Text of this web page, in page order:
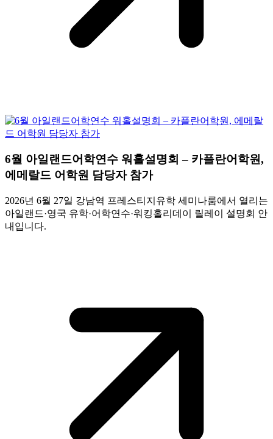
6월 아일랜드어학연수 워홀설명회 – 카플란어학원,
에메랄드 어학원 담당자 참가
2026년 6월 27일 강남역 프레스티지유학 세미나룸에서 열리는
아일랜드·영국 유학·어학연수·워킹홀리데이 릴레이 설명회 안
내입니다.